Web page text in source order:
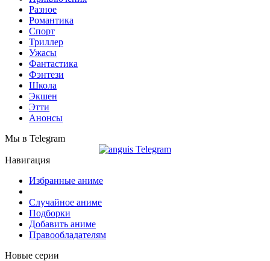
Разное
Романтика
Спорт
Триллер
Ужасы
Фантастика
Фэнтези
Школа
Экшен
Этти
Анонсы
Мы в Telegram
Навигация
Избранные аниме
Случайное аниме
Подборки
Добавить аниме
Правообладателям
Новые серии